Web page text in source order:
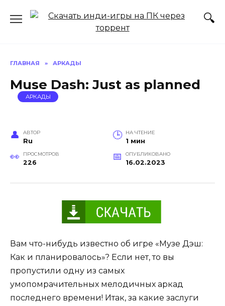
ГЛАВНАЯ » АРКАДЫ
Muse Dash: Just as planned
АРКАДЫ
АВТОР
Ru
НА ЧТЕНИЕ
1 мин
ПРОСМОТРОВ
226
ОПУБЛИКОВАНО
16.02.2023
Вам что-нибудь известно об игре «Музе Дэш:
Как и планировалось»? Если нет, то вы
пропустили одну из самых
умопомрачительных мелодичных аркад
последнего времени! Итак, за какие заслуги